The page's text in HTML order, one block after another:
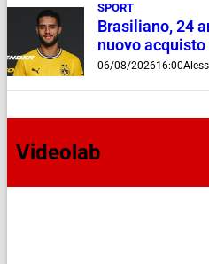
SPORT
Brasiliano, 24
nuovo
06/08/202616:00
Videolab